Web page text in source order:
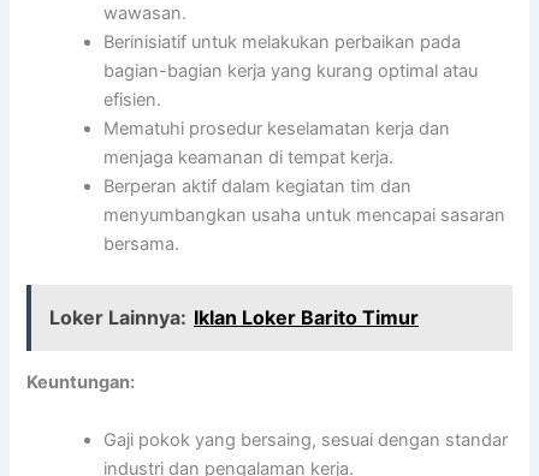
wawasan.
Berinisiatif untuk melakukan perbaikan pada
bagian-bagian kerja yang kurang optimal atau
efisien.
Mematuhi prosedur keselamatan kerja dan
menjaga keamanan di tempat kerja.
Berperan aktif dalam kegiatan tim dan
menyumbangkan usaha untuk mencapai sasaran
bersama.
Loker Lainnya: Iklan Loker Barito Timur
Keuntungan:
Gaji pokok yang bersaing, sesuai dengan standar
industri dan pengalaman kerja.